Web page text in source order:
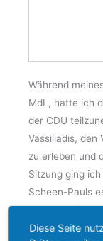
Während
MdL, hatte ich
der CDU
Vassiliadis, den
zu erleben und
Sitzung ging
Scheen-Pauls
Gelegenheit
Maximilian
Diese Seite